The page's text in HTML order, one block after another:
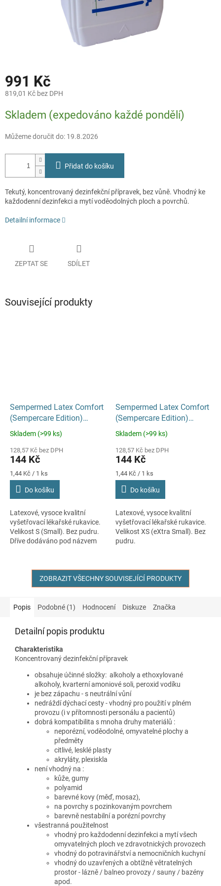
991 Kč
819,01 Kč bez DPH
cena:
Skladem (expedováno každé pondělí)
Můžeme doručit do: 19.8.2026
Přidat do košíku
Tekutý, koncentrovaný dezinfekční přípravek, bez vůně. Vhodný ke
každodenní dezinfekci a mytí voděodolných ploch a povrchů.
Detailní informace
ZEPTAT SE SDÍLET
Související produkty
Sempermed Latex Comfort
(Sempercare Edition)
rukavice bez pudru S 100
Průměrné
produktu
je
5,0
z
hvězdiček.
Skladem (>99 ks)
128,57 Kč bez DPH
144 Kč
Měrná
cena:
1,44 Kč / 1 ks
Do košíku
Latexové, vysoce kvalitní
vyšetřovací lékařské rukavice.
Velikost S (Small). Bez pudru.
Dříve dodáváno pod názvem
Sempermed Latex Comfort
(Sempercare Edition)
rukavice bez pudru XS 100
Průměrné
produktu
je
5,0
z
hvězdiček.
Skladem (>99 ks)
128,57 Kč bez DPH
144 Kč
Měrná
cena:
1,44 Kč / 1 ks
Do košíku
Latexové, vysoce kvalitní
vyšetřovací lékařské rukavice.
Velikost XS (eXtra Small). Bez
pudru.
ZOBRAZIT VŠECHNY SOUVISEJÍCÍ PRODUKTY
Popis Podobné (1) Hodnocení Diskuze Značka
Detailní popis produktu
Charakteristika
Koncentrovaný dezinfekční přípravek
obsahuje účinné složky: alkoholy a ethoxylované
alkoholy, kvarterní amoniové soli, peroxid vodíku
je bez zápachu - s neutrální vůní
nedráždí dýchací cesty - vhodný pro použití v plném
provozu (i v přítomnosti personálu a pacientů)
dobrá kompatibilita s mnoha druhy materiálů :
neporézní, voděodolné, omyvatelné plochy a
předměty
citlivé, lesklé plasty
akryláty, plexiskla
není vhodný na :
kůže, gumy
polyamid
barevné kovy (měď, mosaz),
na povrchy s pozinkovaným povrchem
barevně nestabilní a porézní povrchy
všestranná použitelnost
vhodný pro každodenní dezinfekci a mytí všech
omyvatelných ploch ve zdravotnických provozech
vhodný do potravinářství a nemocničních kuchyní
vhodný do uzavřených a obtížně větratelných
prostor - lázně / balneo provozy / sauny / bazény
apod.